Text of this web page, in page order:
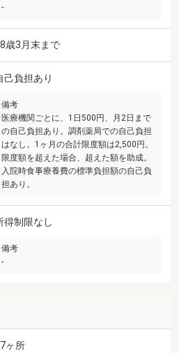
-
歳3月末まで
己負担あり
備考
医療機関ごとに、1日500円、月2日まで
の自己負担あり。調剤薬局での自己負担
はなし。1ヶ月の合計限度額は2,500円。
限度額を超えた場合、超えた額を助成。
入院時食事療養費の標準負担額の自己負
担あり。
得制限なし
備考
-
ヶ所